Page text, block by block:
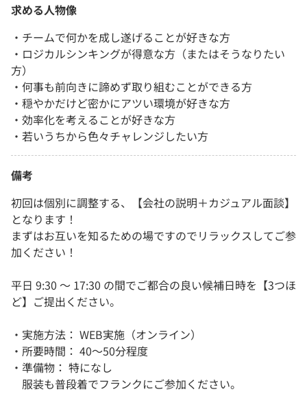
求める人物像
・チームで何かを成し遂げることが好きな方
・ロジカルシンキングが得意な方（またはそうなりたい
方）
・何事も前向きに諦めず取り組むことができる方
・穏やかだけど密かにアツい環境が好きな方
・効率化を考えることが好きな方
・若いうちから色々チャレンジしたい方
備考
初回は個別に調整する、【会社の説明＋カジュアル面談】
となります！
まずはお互いを知るための場ですのでリラックスしてご参
加ください！
平日 9:30 ～ 17:30 の間でご都合の良い候補日時を【3つほ
ど】ご提出ください。
・実施方法： WEB実施（オンライン）
・所要時間： 40～50分程度
・準備物： 特になし
服装も普段着でフランクにご参加ください。